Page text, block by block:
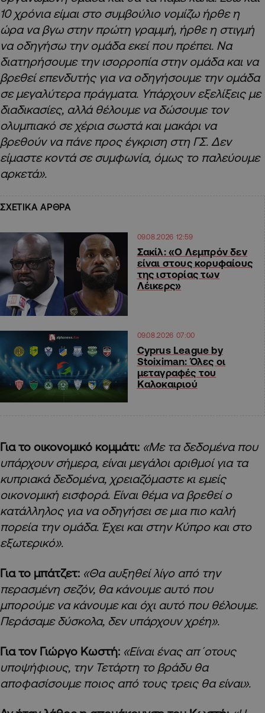
10 χρόνια είμαι στο συμβούλιο νομίζω ήρθε η
ώρα να βγω στην πρώτη γραμμή, ήρθε η στιγμή
να οδηγήσω την ομάδα εκεί που πρέπει. Να
διατηρήσουμε την ισορροπία στην ομάδα και να
βρεθεί επενδυτής για να οδηγήσουμε την ομάδα
σε μεγαλύτερα πράγματα. Υπάρχουν εξελίξεις με
διαδικασίες, αλλά θέλουμε να δώσουμε τον
ολυμπιακό σε χέρια σωστά και μακάρι να
βρεθούν να πάνε προς έγκριση στη ΓΣ. Δεν
είμαστε κοντά σε συμφωνία, όμως το παλεύουμε
αρκετά».
ΣΧΕΤΙΚΑ ΑΡΘΡΑ
09.08.2026 12:59
Σακίλ: «Ο Λεμπρόν δεν
είναι στους κορυφαίους
της ιστορίας των
Λέικερς»
09.08.2026 07:00
Cyprus League by
Stoiximan: Όλες οι
μεταγραφές του
Καλοκαιριού
Για το οικονομικό κομμάτι: «Με τα δεδομένα που
υπάρχουν σήμερα, είναι μεγάλοι αριθμοί για τα
κυπριακά δεδομένα, χρειαζόμαστε κι εμείς
οικονομική εισφορά. Είναι θέμα να βρεθεί ο
κατάλληλος για να οδηγήσει σε μια πιο καλή
πορεία την ομάδα. Έχει και στην Κύπρο και στο
εξωτερικό».
Για το μπάτζετ: «Θα αυξηθεί λίγο από την
περασμένη σεζόν, θα κάνουμε αυτό που
μπορούμε να κάνουμε και όχι αυτό που θέλουμε.
Περάσαμε δύσκολα, δεν υπάρχουν χρέη».
Για τον Γιώργο Κωστή: «Είναι ένας απ΄οτους
υποψήφιους, την Τετάρτη το βράδυ θα
αποφασίσουμε ποιος από τους τρεις θα είναι».